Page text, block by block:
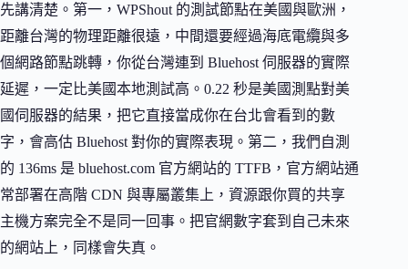
先講清楚。第一，WPShout 的測試節點在美國與歐洲，
距離台灣的物理距離很遠，中間還要經過海底電纜與多
個網路節點跳轉，你從台灣連到 Bluehost 伺服器的實際
延遲，一定比美國本地測試高。0.22 秒是美國測點對美
國伺服器的結果，把它直接當成你在台北會看到的數
字，會高估 Bluehost 對你的實際表現。第二，我們自測
的 136ms 是 bluehost.com 官方網站的 TTFB，官方網站通
常部署在高階 CDN 與專屬叢集上，資源跟你買的共享
主機方案完全不是同一回事。把官網數字套到自己未來
的網站上，同樣會失真。